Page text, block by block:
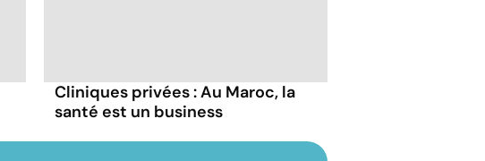
Cliniques privées : Au Maroc, la
santé est un business